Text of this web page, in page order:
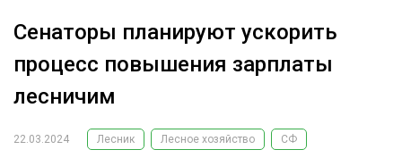
РЕКЛАМОДАТЕЛЯМ
ЛЕСНОЕ ХОЗЯЙСТВО
ЭКСПЕРТНОЕ МНЕНИЕ
Сенаторы планируют ускорить
процесс повышения зарплаты
лесничим
22.03.2024 Лесник Лесное хозяйство СФ